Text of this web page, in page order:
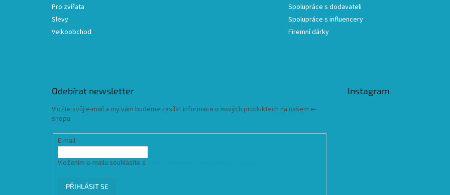
Pro zvířata
Slevy
Velkoobchod
Spolupráce s dodavateli
Spolupráce s influencery
Firemní dárky
Odebírat newsletter
Vložte svůj e-mail a my vám budeme zasílat informace o nových produktech na našem e-
shopu.
E-mail
Vložením e-mailu souhlasíte s
PŘIHLÁSIT SE
Instagram